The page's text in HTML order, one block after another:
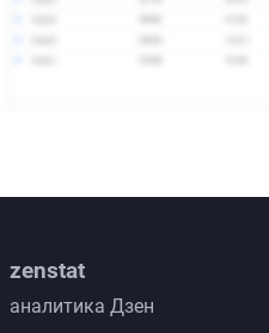
zenstat
аналитика Дзен